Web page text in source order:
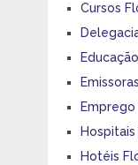
Cursos
Hotéis